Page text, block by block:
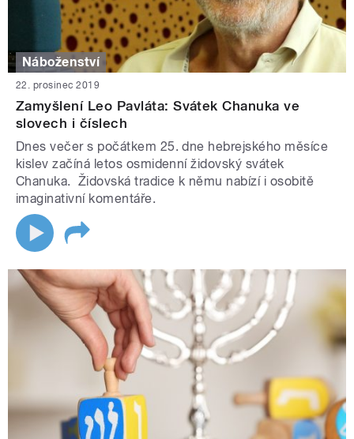
Náboženství
22. prosinec 2019
Zamyšlení Leo Pavláta: Svátek Chanuka ve
slovech i číslech
Dnes večer s počátkem 25. dne hebrejského měsíce
kislev začíná letos osmidenní židovský svátek
Chanuka. Židovská tradice k němu nabízí i osobitě
imaginativní komentáře.